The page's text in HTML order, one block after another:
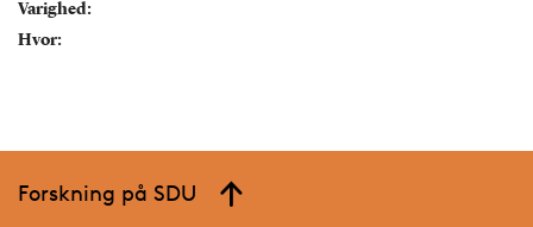
Varighed:
Hvor:
Forskning på SDU